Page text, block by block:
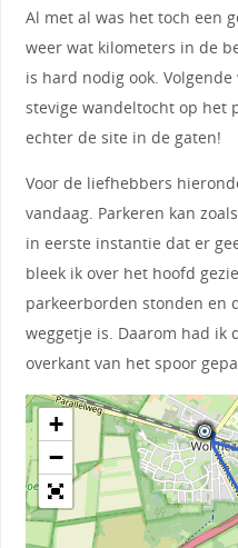
Al met al was het toch een
weer wat kilometers in de
is hard nodig ook.
stevige wandeltocht op het
echter de site in de gaten!
Voor de liefhebbers
vandaag. Parkeren kan
in eerste instantie dat er
bleek ik over het hoofd
parkeerborden stonden en
weggetje is. Daarom had ik
overkant van het spoor
+
−